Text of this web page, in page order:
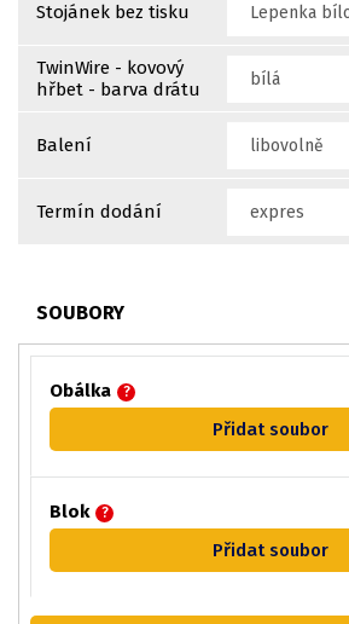
Stojánek bez tisku
TwinWire - kovový
hřbet - barva drátu
Balení
Termín dodání
SOUBORY
Obálka ?
Přidat soubor
Blok ?
Přidat soubor